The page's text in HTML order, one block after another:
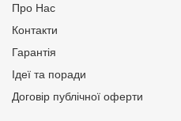
Про Нас
Контакти
Гарантія
Ідеї та поради
Договір публічної оферти